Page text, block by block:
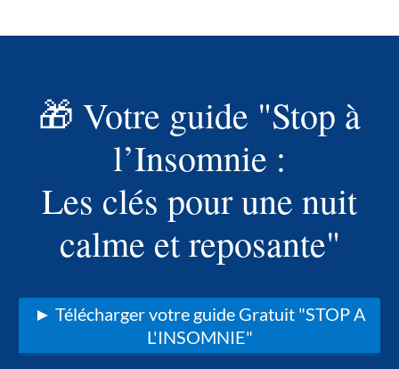
🎁 Votre guide "Stop à
l’Insomnie :
Les clés pour une nuit
calme et reposante"
► Télécharger votre guide Gratuit "STOP A
L'INSOMNIE"